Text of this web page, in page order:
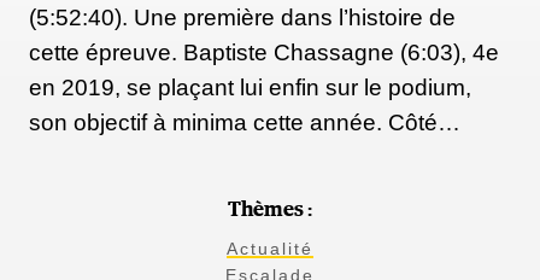
(5:52:40). Une première dans l’histoire de
cette épreuve. Baptiste Chassagne (6:03), 4e
en 2019, se plaçant lui enfin sur le podium,
son objectif à minima cette année. Côté…
Thèmes :
Actualité
Escalade